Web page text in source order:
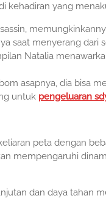
kehadiran yang
saat menyerang dari
Natalia
asapnya, dia bisa
untuk pengeluaran
peta dengan
mempengaruhi
dan daya tahan